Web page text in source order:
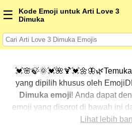
☰
Kode Emoji untuk Arti Love 3
Dimuka
yang dipilih khusus oleh
Dimuka emoji! Anda dapat
emoji yang disorot di bawah ini
percakapan Anda untuk
Lihat lebih